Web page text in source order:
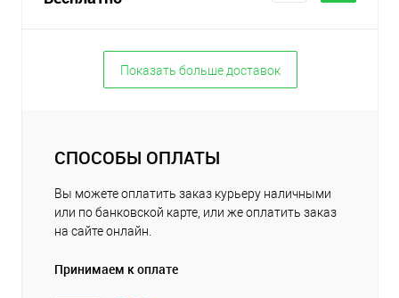
Показать больше доставок
СПОСОБЫ ОПЛАТЫ
Вы можете оплатить заказ курьеру наличными
или по банковской карте, или же оплатить заказ
на сайте онлайн.
Принимаем к оплате